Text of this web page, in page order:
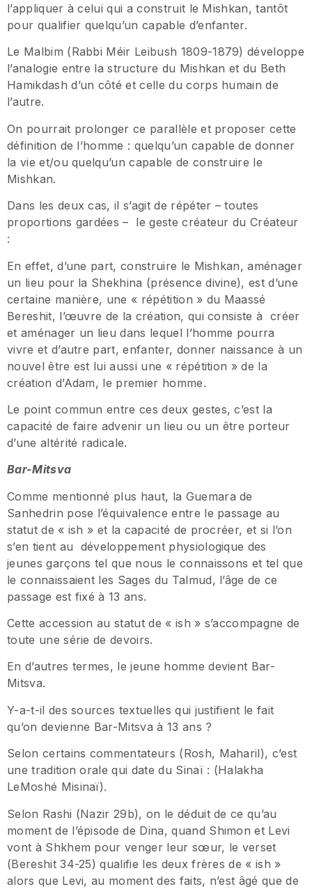
l’appliquer à celui qui a construit le Mishkan, tantôt
pour qualifier quelqu’un capable d’enfanter.
Le Malbim (Rabbi Méir Leibush 1809-1879) développe
l’analogie entre la structure du Mishkan et du Beth
Hamikdash d’un côté et celle du corps humain de
l’autre.
On pourrait prolonger ce parallèle et proposer cette
définition de l’homme : quelqu’un capable de donner
la vie et/ou quelqu’un capable de construire le
Mishkan.
Dans les deux cas, il s’agit de répéter – toutes
proportions gardées – le geste créateur du Créateur
:
En effet, d’une part, construire le Mishkan, aménager
un lieu pour la Shekhina (présence divine), est d’une
certaine manière, une « répétition » du Maassé
Bereshit, l’œuvre de la création, qui consiste à créer
et aménager un lieu dans lequel l’homme pourra
vivre et d’autre part, enfanter, donner naissance à un
nouvel être est lui aussi une « répétition » de la
création d’Adam, le premier homme.
Le point commun entre ces deux gestes, c’est la
capacité de faire advenir un lieu ou un être porteur
d’une altérité radicale.
Bar-Mitsva
Comme mentionné plus haut, la Guemara de
Sanhedrin pose l’équivalence entre le passage au
statut de « ish » et la capacité de procréer, et si l’on
s’en tient au développement physiologique des
jeunes garçons tel que nous le connaissons et tel que
le connaissaient les Sages du Talmud, l’âge de ce
passage est fixé à 13 ans.
Cette accession au statut de « ish » s’accompagne de
toute une série de devoirs.
En d’autres termes, le jeune homme devient Bar-
Mitsva.
Y-a-t-il des sources textuelles qui justifient le fait
qu’on devienne Bar-Mitsva à 13 ans ?
Selon certains commentateurs (Rosh, Maharil), c’est
une tradition orale qui date du Sinaï : (Halakha
LeMoshé Misinaï).
Selon Rashi (Nazir 29b), on le déduit de ce qu’au
moment de l’épisode de Dina, quand Shimon et Levi
vont à Shkhem pour venger leur sœur, le verset
(Bereshit 34-25) qualifie les deux frères de « ish »
alors que Levi, au moment des faits, n’est âgé que de